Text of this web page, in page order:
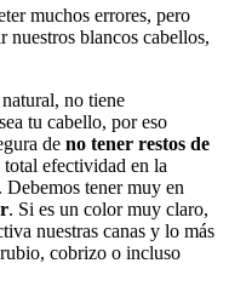
muchos errores, pero
nuestros blancos cabellos,
no tiene
tu cabello, por eso
de no tener restos de
total efectividad en la
tener muy en
. Si es un color muy claro,
nuestras canas y lo más
cobrizo o incluso